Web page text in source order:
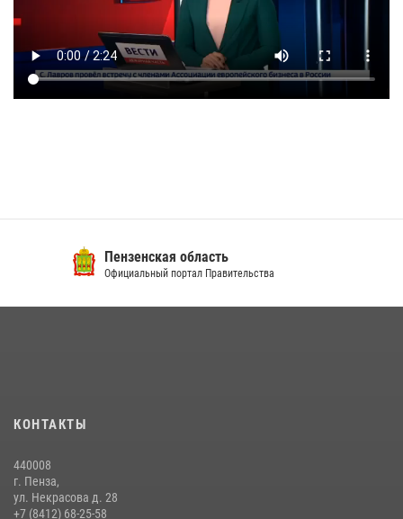
Пензенская область
Официальный портал Правительства
КОНТАКТЫ
440008
г. Пенза,
ул. Некрасова д. 28
+7 (8412) 68-25-58